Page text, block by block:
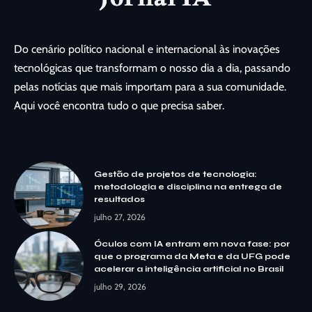
Do cenário político nacional e internacional às inovações
tecnológicas que transformam o nosso dia a dia, passando
pelas notícias que mais importam para a sua comunidade.
Aqui você encontra tudo o que precisa saber.
Gestão de projetos de tecnologia:
metodologia e disciplina na entrega de
resultados
julho 27, 2026
Óculos com IA entram em nova fase: por
que o programa da Meta e da UFG pode
acelerar a inteligência artificial no Brasil
julho 29, 2026